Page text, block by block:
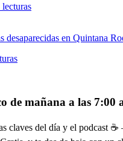
lecturas
desaparecidas en Quintana
de mañana a las 7:00
claves del día y el podcast